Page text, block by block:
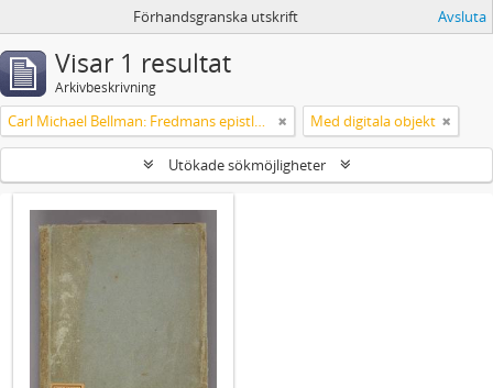
Förhandsgranska utskrift Avsluta
Visar 1 resultat
Arkivbeskrivning
Carl Michael Bellman: Fredmans epistlar m.m. Med digitala objekt
Utökade sökmöjligheter